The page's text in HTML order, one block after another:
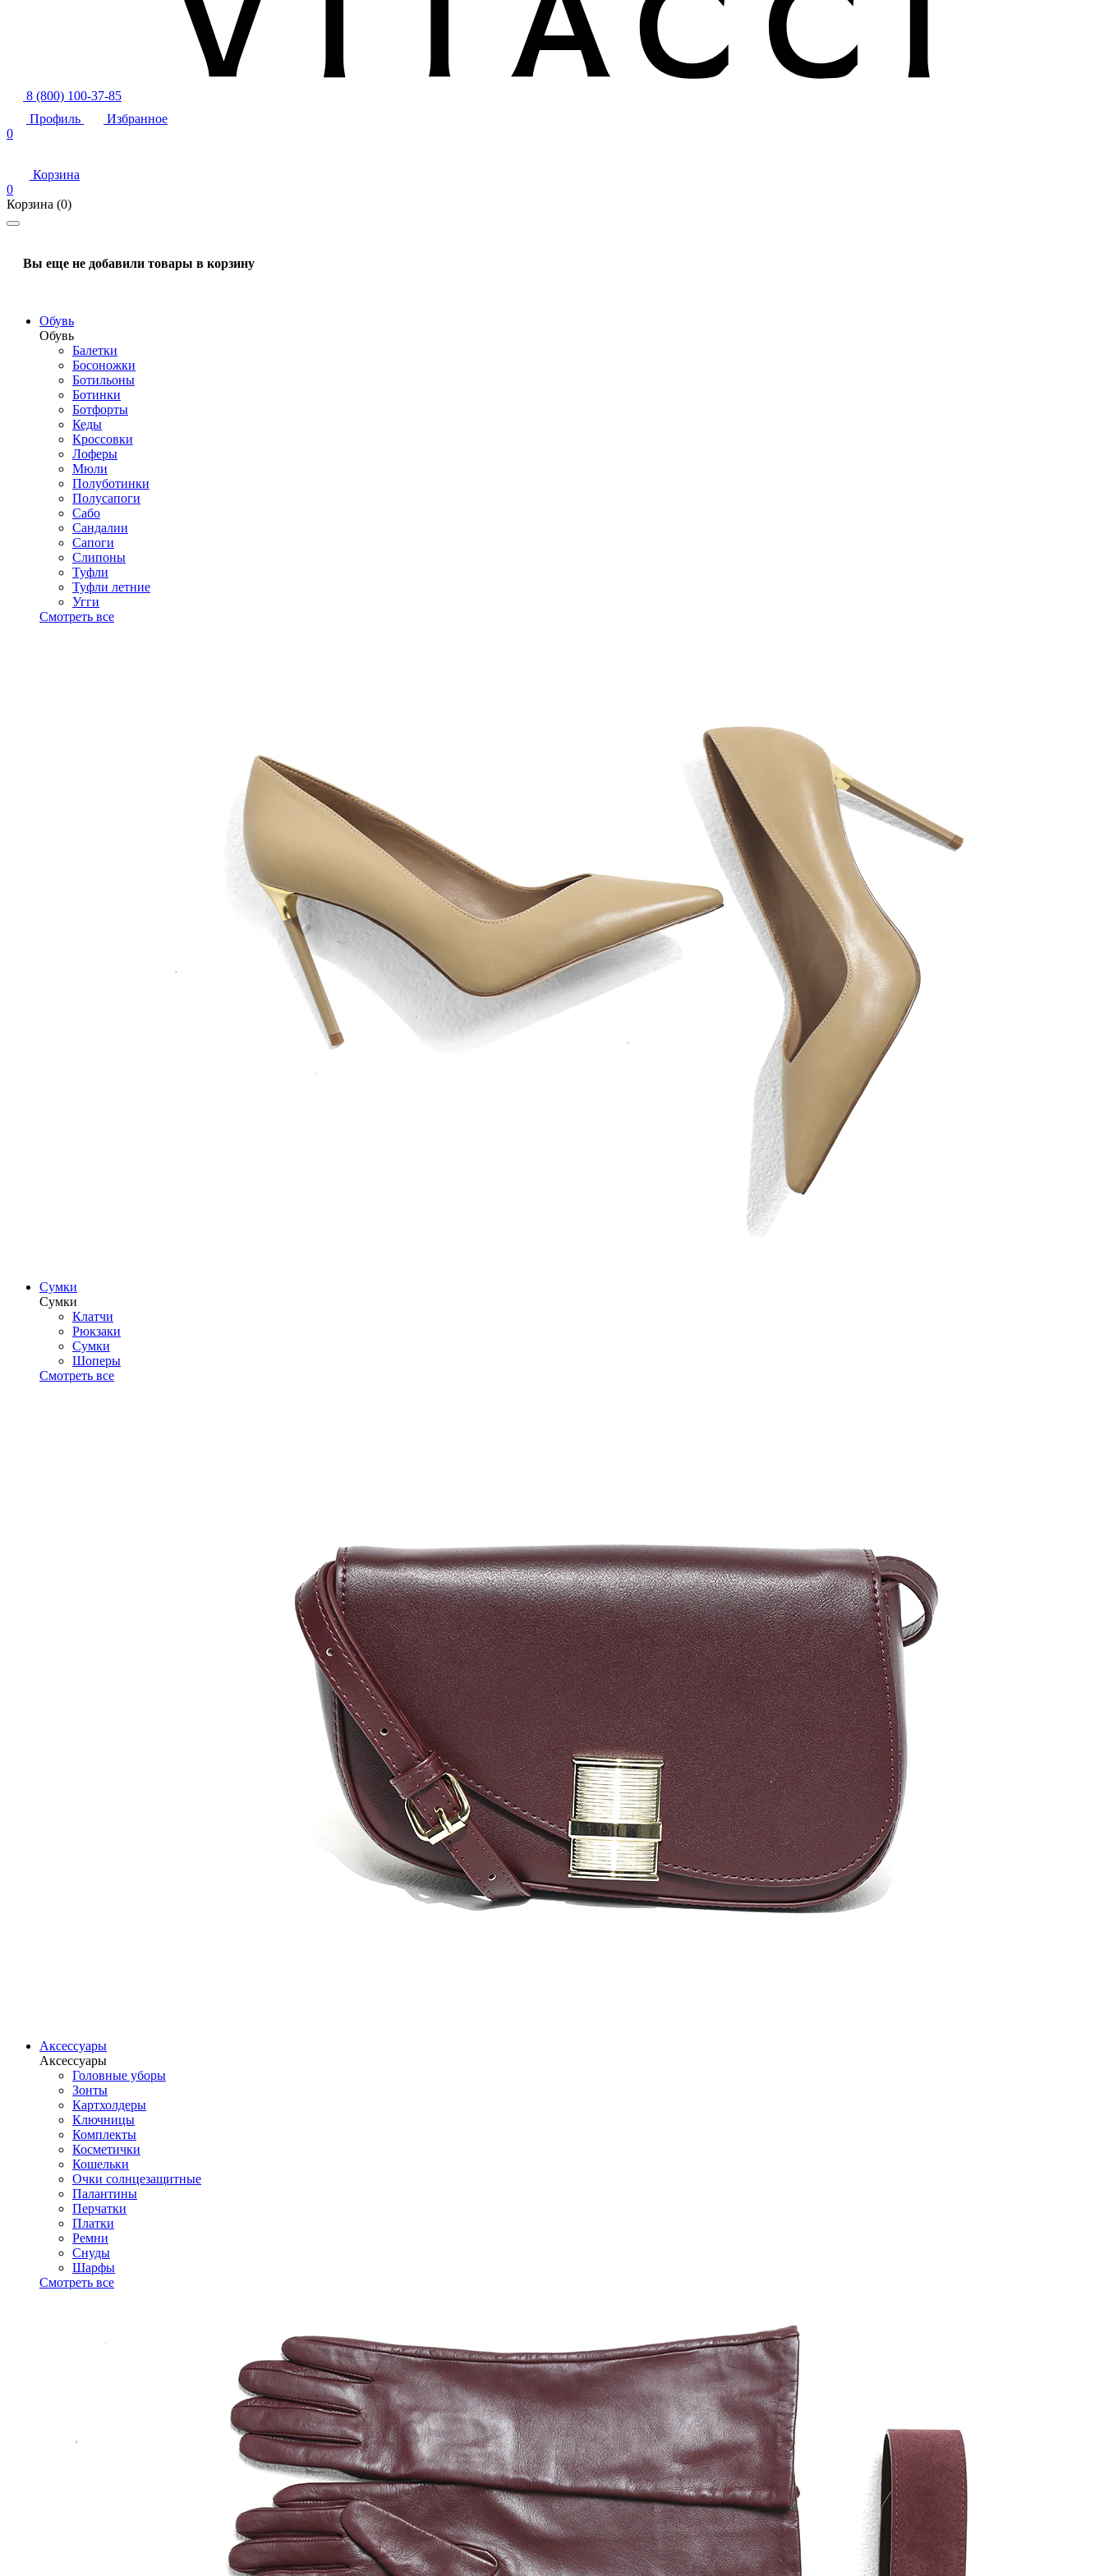
8 (800) 100-37-85
Профиль
Избранное
0
Корзина
0
Корзина (0)
Вы еще не добавили товары в корзину
Обувь
Обувь
Балетки
Босоножки
Ботильоны
Ботинки
Ботфорты
Кеды
Кроссовки
Лоферы
Мюли
Полуботинки
Полусапоги
Сабо
Сандалии
Сапоги
Слипоны
Туфли
Туфли летние
Угги
Смотреть все
Сумки
Сумки
Клатчи
Рюкзаки
Сумки
Шоперы
Смотреть все
Аксессуары
Аксессуары
Головные уборы
Зонты
Картхолдеры
Ключницы
Комплекты
Косметички
Кошельки
Очки солнцезащитные
Палантины
Перчатки
Платки
Ремни
Снуды
Шарфы
Смотреть все